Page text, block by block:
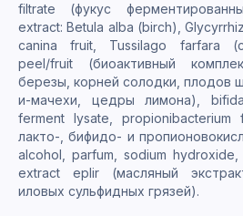
filtrate (фукус
extract: Betula alba (birch),
canina fruit, Tussilago farfara
peel/fruit (биоактивный
березы, корней солодки, плодов
и-мачехи, цедры лимона),
ferment lysate, propionibacterium
лакто-, бифидо- и
alcohol, parfum, sodium
extract eplir (масляный
иловых сульфидных грязей).